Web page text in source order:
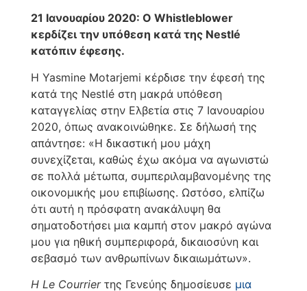
21 Ιανουαρίου 2020: Ο Whistleblower
κερδίζει την υπόθεση κατά της Nestlé
κατόπιν έφεσης.
Η Yasmine Motarjemi κέρδισε την έφεσή της
κατά της Nestlé στη μακρά υπόθεση
καταγγελίας στην Ελβετία στις 7 Ιανουαρίου
2020, όπως ανακοινώθηκε. Σε δήλωσή της
απάντησε: «Η δικαστική μου μάχη
συνεχίζεται, καθώς έχω ακόμα να αγωνιστώ
σε πολλά μέτωπα, συμπεριλαμβανομένης της
οικονομικής μου επιβίωσης. Ωστόσο, ελπίζω
ότι αυτή η πρόσφατη ανακάλυψη θα
σηματοδοτήσει μια καμπή στον μακρό αγώνα
μου για ηθική συμπεριφορά, δικαιοσύνη και
σεβασμό των ανθρωπίνων δικαιωμάτων».
Η Le Courrier της Γενεύης δημοσίευσε μια